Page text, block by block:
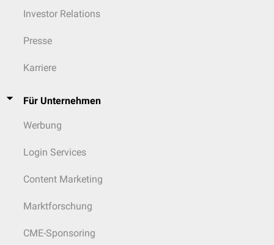
Investor Relations
Presse
Karriere
Für Unternehmen
Werbung
Login Services
Content Marketing
Marktforschung
CME-Sponsoring